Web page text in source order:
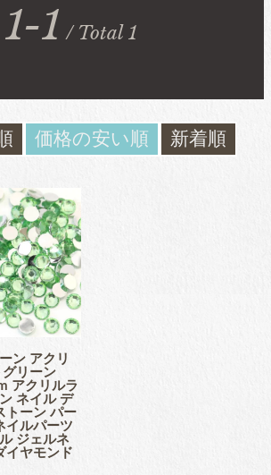
ガラスラインストーン
チャトン
ﾌﾞﾗﾝﾄﾞ製ﾗｲﾝｽﾄｰﾝ同等品
アクリルラインストーン
パールラインストーン
ブリオン
1-1 / Total 1
価格の安い順 新着順
ン アクリ
リーン
アクリルラ
ネイル デ
トーン パー
イルパーツ
ジェルネ
イヤモンド